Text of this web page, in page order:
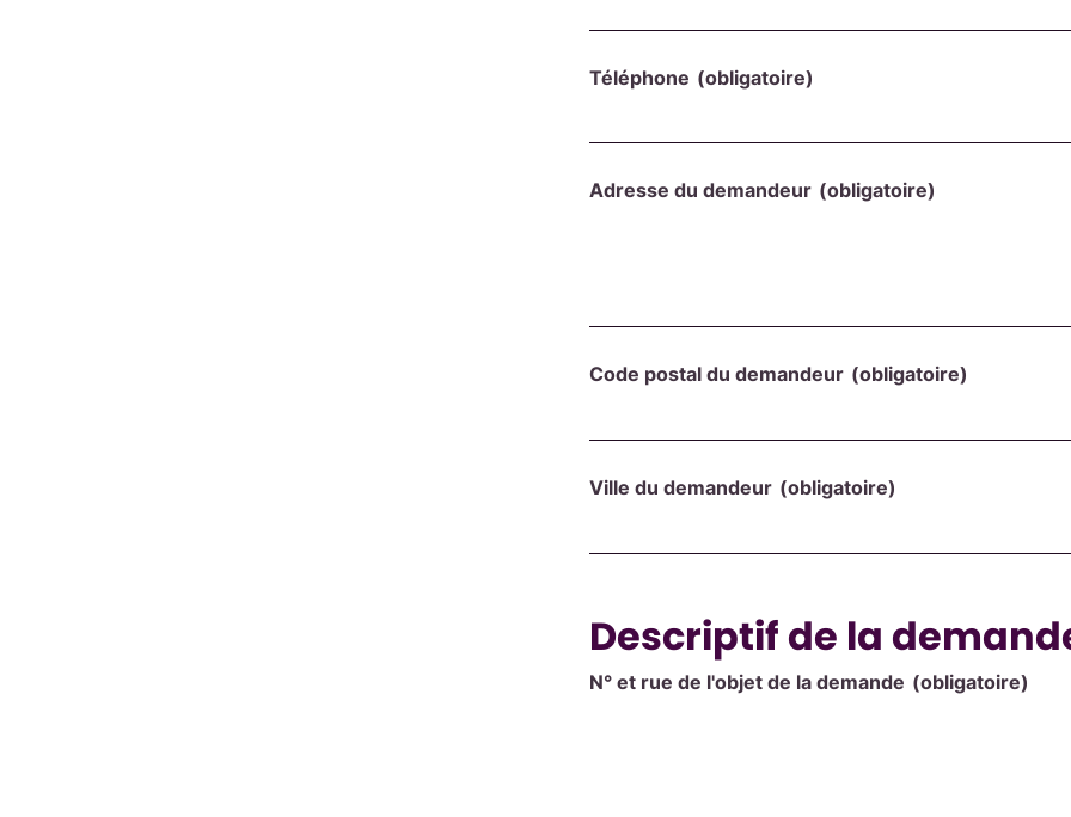
Téléphone (obligatoire)
Adresse du demandeur (obligatoire)
Code postal du demandeur (obligatoire)
Ville du demandeur (obligatoire)
Descriptif de la
N° et rue de l'objet de la demande (obligatoire)